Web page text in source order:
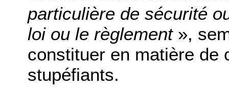
particulière de sécurité
loi ou le règlement»,
constituer en matière de
stupéfiants.